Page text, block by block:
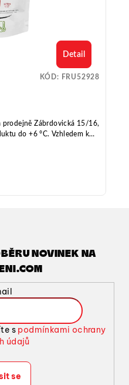
Detail
prodejně Zábrdovická 15/16,
do +6 °C. Vzhledem k
společností, vzdává se
a přebírá za stav
KÓD: FRU52928
NOVINEK NA
s podmínkami ochrany
údajů
se